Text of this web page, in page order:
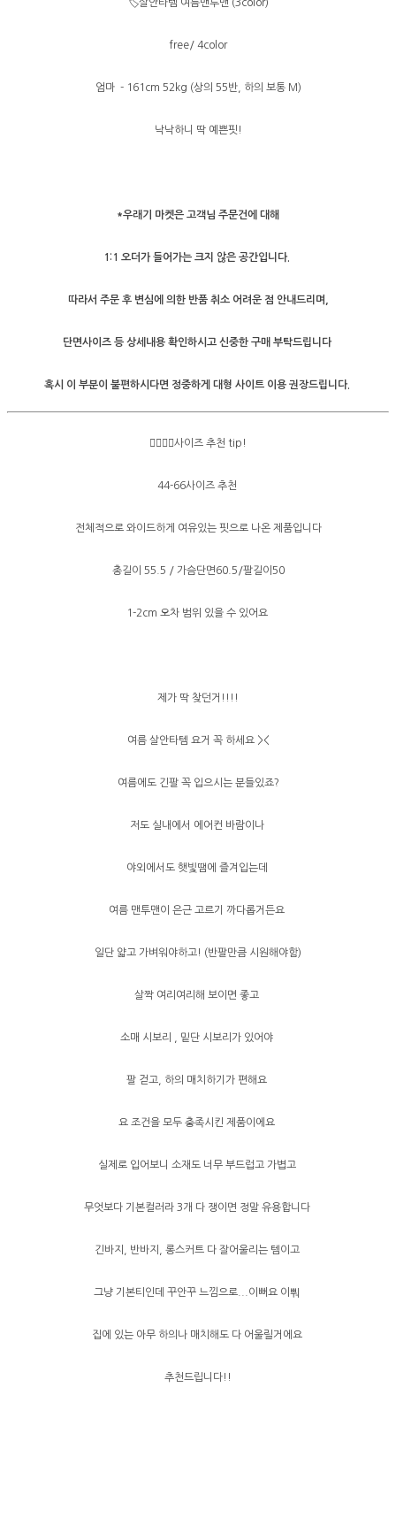
🏷️살안타템 여름맨투맨 (3color)
free/ 4color
엄마 - 161cm 52kg (상의 55반, 하의 보통 M)
낙낙하니 딱 예쁜핏!
*우래기 마켓은 고객님 주문건에 대해
1:1 오더가 들어가는 크지 않은 공간입니다.
따라서 주문 후 변심에 의한 반품 취소 어려운 점 안내드리며,
단면사이즈 등 상세내용 확인하시고 신중한 구매 부탁드립니다
혹시 이 부분이 불편하시다면 정중하게 대형 사이트 이용 권장드립니다.
👉🏻👉🏻사이즈 추천 tip!
44-66사이즈 추천
전체적으로 와이드하게 여유있는 핏으로 나온 제품입니다
총길이 55.5 / 가슴단면60.5/팔길이50
1-2cm 오차 범위 있을 수 있어요
제가 딱 찾던거!!!!
여름 살안타템 요거 꼭 하세요 ><
여름에도 긴팔 꼭 입으시는 분들있죠?
저도 실내에서 에어컨 바람이나
야외에서도 햇빛땜에 즐겨입는데
여름 맨투맨이 은근 고르기 까다롭거든요
일단 얇고 가벼워야하고! (반팔만큼 시원해야함)
살짝 여리여리해 보이면 좋고
소매 시보리 , 밑단 시보리가 있어야
팔 걷고, 하의 매치하기가 편해요
요 조건을 모두 충족시킨 제품이에요
실제로 입어보니 소재도 너무 부드럽고 가볍고
무엇보다 기본컬러라 3개 다 쟁이면 정말 유용합니다
긴바지, 반바지, 롱스커트 다 잘어울리는 템이고
그냥 기본티인데 꾸안꾸 느낌으로...이뻐요 이뿨
집에 있는 아무 하의나 매치해도 다 어울릴거에요
추천드립니다!!